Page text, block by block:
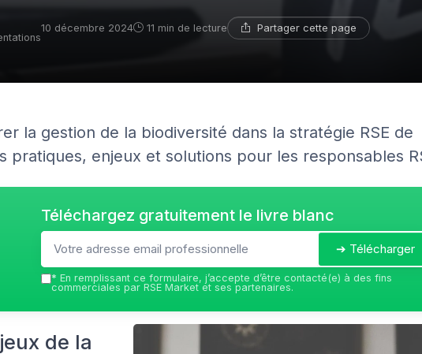
10 décembre 2024 11 min de lecture Partager cette page
la gestion de la biodiversité dans la stratégie RSE de
pratiques, enjeux et solutions pour les responsables
Téléchargez gratuitement le livre blanc
➔ Télécharger
* En remplissant ce formulaire, j’accepte d’être contacté(e) à des fins
commerciales par RSE Market et ses partenaires.
de la